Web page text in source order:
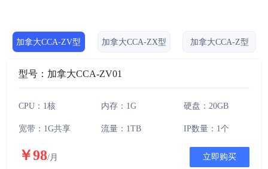
加拿大CCA-ZV型 加拿大CCA-ZX型 加拿大CCA-Z型
型号：加拿大CCA-ZV01
CPU：1核 内存：1G 硬盘：20GB
宽带：1G共享 流量：1TB IP数量：1个
￥98/月 立即购买